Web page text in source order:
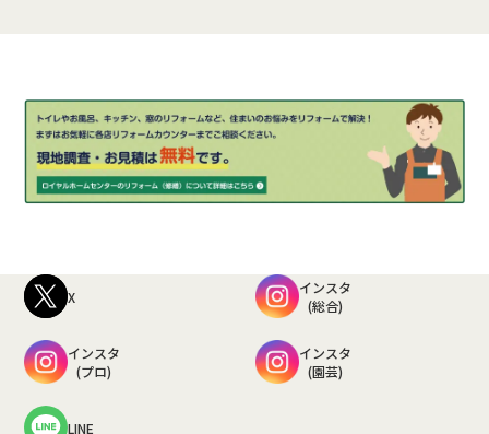
X
インスタ
(総合)
インスタ
(プロ)
インスタ
(園芸)
LINE